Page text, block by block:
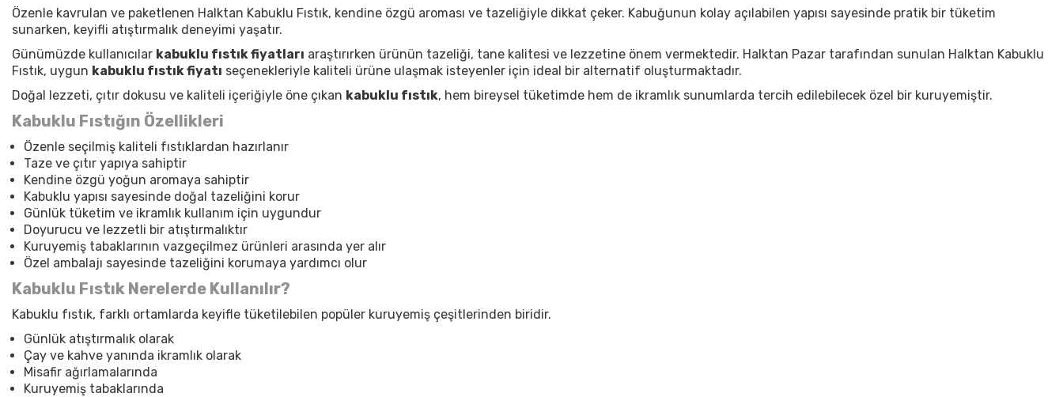
Özenle kavrulan ve paketlenen Halktan Kabuklu Fıstık, kendine özgü aroması ve tazeliğiyle dikkat çeker. Kabuğunun kolay açılabilen yapısı sayesinde pratik bir tüketim
sunarken, keyifli atıştırmalık deneyimi yaşatır.
Günümüzde kullanıcılar kabuklu fıstık fiyatları araştırırken ürünün tazeliği, tane kalitesi ve lezzetine önem vermektedir. Halktan Pazar tarafından sunulan Halktan Kabuklu
Fıstık, uygun kabuklu fıstık fiyatı seçenekleriyle kaliteli ürüne ulaşmak isteyenler için ideal bir alternatif oluşturmaktadır.
Doğal lezzeti, çıtır dokusu ve kaliteli içeriğiyle öne çıkan kabuklu fıstık, hem bireysel tüketimde hem de ikramlık sunumlarda tercih edilebilecek özel bir kuruyemiştir.
Kabuklu Fıstığın Özellikleri
Özenle seçilmiş kaliteli fıstıklardan hazırlanır
Taze ve çıtır yapıya sahiptir
Kendine özgü yoğun aromaya sahiptir
Kabuklu yapısı sayesinde doğal tazeliğini korur
Günlük tüketim ve ikramlık kullanım için uygundur
Doyurucu ve lezzetli bir atıştırmalıktır
Kuruyemiş tabaklarının vazgeçilmez ürünleri arasında yer alır
Özel ambalajı sayesinde tazeliğini korumaya yardımcı olur
Kabuklu Fıstık Nerelerde Kullanılır?
Kabuklu fıstık, farklı ortamlarda keyifle tüketilebilen popüler kuruyemiş çeşitlerinden biridir.
Günlük atıştırmalık olarak
Çay ve kahve yanında ikramlık olarak
Misafir ağırlamalarında
Kuruyemiş tabaklarında